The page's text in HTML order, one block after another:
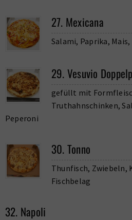
27. Mexicana
Salami, Paprika,
29. Vesuvio
gefüllt mit
Truthahnschinken,
Peperoni
30. Tonno
Thunfisch, Zwiebeln,
Fischbelag
32. Napoli